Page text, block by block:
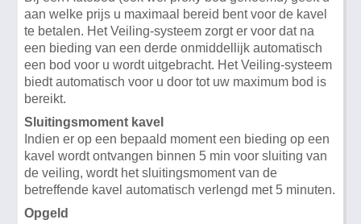
aan welke prijs u maximaal bereid bent voor de kavel
te betalen. Het Veiling-systeem zorgt er voor dat na
een bieding van een derde onmiddellijk automatisch
een bod voor u wordt uitgebracht. Het Veiling-systeem
biedt automatisch voor u door tot uw maximum bod is
bereikt.
Sluitingsmoment kavel
Indien er op een bepaald moment een bieding op een
kavel wordt ontvangen binnen 5 min voor sluiting van
de veiling, wordt het sluitingsmoment van de
betreffende kavel automatisch verlengd met 5 minuten.
Opgeld